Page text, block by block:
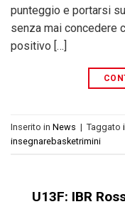
punteggio e portarsi
senza mai concedere
positivo […]
Inserito in News | Taggato
insegnarebasketrimini
U13F: IBR